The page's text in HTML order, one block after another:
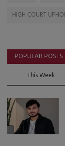
HIGH COURT
POPULAR POSTS
This Week